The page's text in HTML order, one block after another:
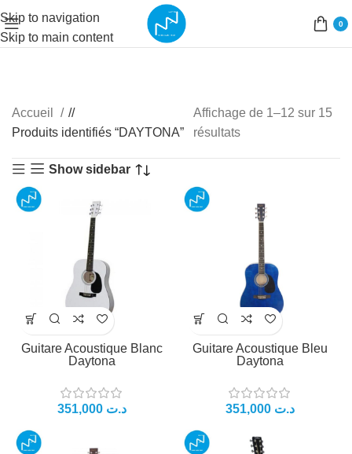
Skip to navigation
Skip to main content
0
Accueil
/
Produits identifiés “DAYTONA”
Affichage de 1–12 sur 15
résultats
Show sidebar
Guitare Acoustique Blanc
Daytona
د.ت
Guitare Acoustique Bleu
Daytona
د.ت